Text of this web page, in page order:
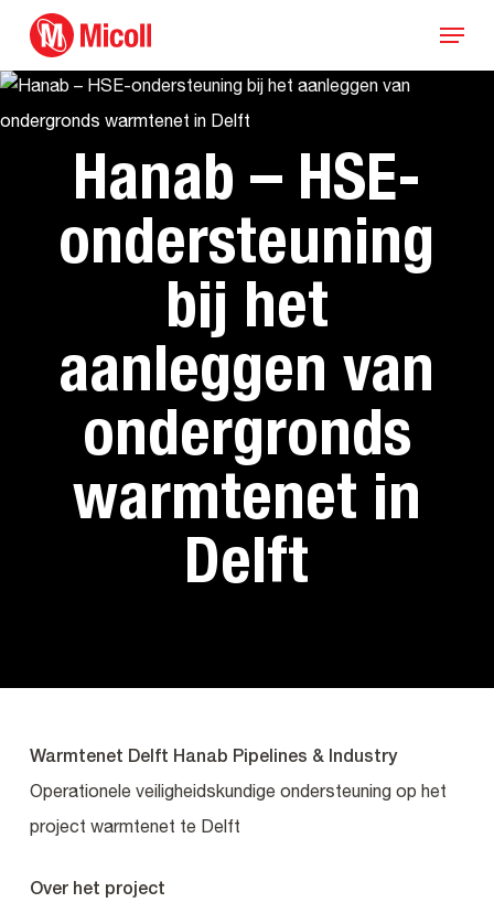
main
content
Menu
Hanab – HSE-
ondersteuning
bij het
aanleggen van
ondergronds
warmtenet in
Delft
Warmtenet Delft Hanab Pipelines & Industry
Operationele veiligheidskundige ondersteuning op het
project warmtenet te Delft
Over het project